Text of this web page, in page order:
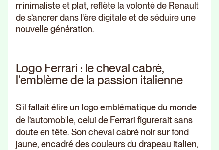
minimaliste et plat, reflète la volonté de Renault
de s’ancrer dans l’ère digitale et de séduire une
nouvelle génération.
Logo Ferrari : le cheval cabré,
l’emblème de la passion italienne
S’il fallait élire un logo emblématique du monde
de l’automobile, celui de Ferrari figurerait sans
doute en tête. Son cheval cabré noir sur fond
jaune, encadré des couleurs du drapeau italien,